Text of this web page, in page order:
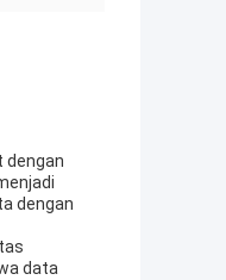
dengan
dengan
data